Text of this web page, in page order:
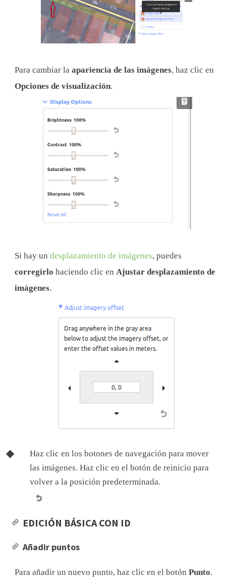
Para cambiar laapariencia de las imágenes, haz clic en
Opciones de visualización.
Si hay undesplazamiento de imágenes, puedes
corregirlo haciendo clic enAjustar desplazamiento de
imágenes.
Haz clic en los botones de navegación para mover
las imágenes. Haz clic en el botón de reinicio para
volver a la posición predeterminada.
EDICIÓN BÁSICA CON ID
Añadir puntos
Para añadir un nuevo punto, haz clic en el botónPunto.